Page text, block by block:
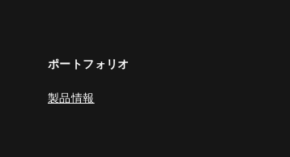
ポートフォリオ
製品情報